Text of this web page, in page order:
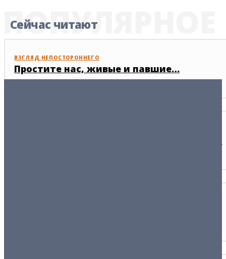
Сейчас читают
ПОПУЛЯРНОЕ
ВЗГЛЯД НЕПОСТОРОННЕГО
Простите нас, живые и павшие…